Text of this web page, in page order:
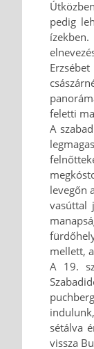
pedig
feletti
A
levegőn
vasúttal
mellett,
A 19.
sétálva
vissza